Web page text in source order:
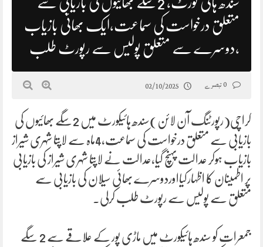
متعلق درخواست کی سماعت،ایک بھائی بازیاب
،دوسرے سے متعلق پولیس سے رپورٹ طلب
02/10/2025
کراچی(رپورٹنگ آن لائن)سندھ ہائیکورٹ میں 2سگے بھائیوں کی
بازیابی سے متعلق درخواست کی سماعت،4ماہ سے لاپتا شہری شیراز
بازیاب ہوکر عدالت پہنچ گیا،عدالت نے لاپتا شہری شیراز کی بازیابی
پر اطمینان کا اظہارکیااوردوسرے بھائی سیلان کی بازیابی سے
متعلق سے پولیس سے رپورٹ طلب کرلی۔
جمعرات کو سندھ ہائیکورٹ میں ماڑی پور کے علاقے سے 2 سگے